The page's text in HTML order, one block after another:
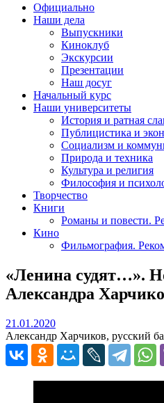
Официально
Наши дела
Выпускники
Киноклуб
Экскурсии
Презентации
Наш досуг
Начальный курс
Наши университеты
История и ратная
Публицистика и
Социализм и
Природа и техника
Культура и религия
Философия и
Творчество
Книги
Романы и повести.
Кино
Фильмография.
«Ленина судят…».
Александра
21.01.202021.01.2020
Александр Харчиков, русский